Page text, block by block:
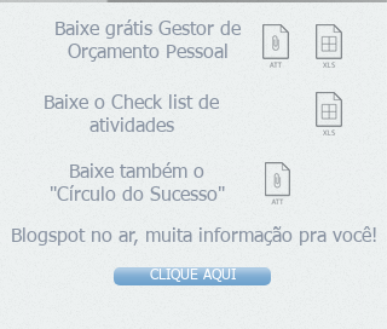
Blogspot no ar, muita informação pra você!
CLIQUE AQUI
Baixe grátis Gestor de
Orçamento Pessoal
Baixe também o
"Círculo do Sucesso"
Baixe o Check list de
atividades